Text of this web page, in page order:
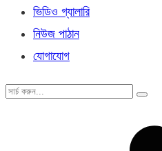
ভিডিও গ্যালারি
নিউজ পাঠান
যোগাযোগ